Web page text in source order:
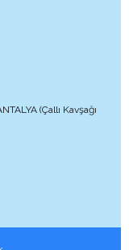
(Çallı Kavşağı